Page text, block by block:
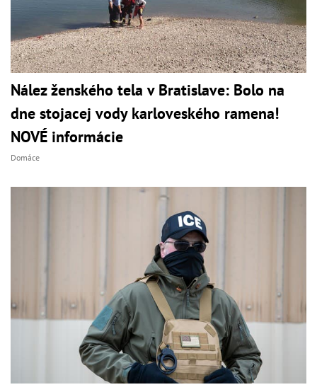
Nález ženského tela v Bratislave: Bolo na
dne stojacej vody karloveského ramena!
NOVÉ informácie
Domáce